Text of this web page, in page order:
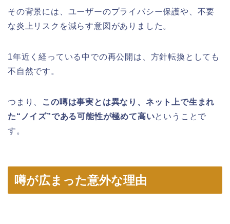
その背景には、ユーザーのプライバシー保護や、不要
な炎上リスクを減らす意図がありました。
1年近く経っている中での再公開は、方針転換としても
不自然です。
つまり、
この噂は事実とは異なり、ネット上で生まれ
た“ノイズ”である可能性が極めて高いということで
す。
噂が広まった意外な理由